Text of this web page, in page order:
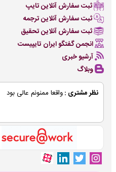
ثبت سفارش آنلاین تایپ
ثبت سفارش آنلاین ترجمه
ثبت سفارش آنلاین تحقیق
انجمن گفتگو ایران تایپیست
آرشیو خبری
وبلاگ
نظر مشتری :واقعا ممنونم عالی بود